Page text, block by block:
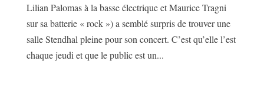
Lilian Palomas à la basse électrique et Maurice Tragni
sur sa batterie « rock ») a semblé surpris de trouver une
salle Stendhal pleine pour son concert. C’est qu’elle l’est
chaque jeudi et que le public est un...